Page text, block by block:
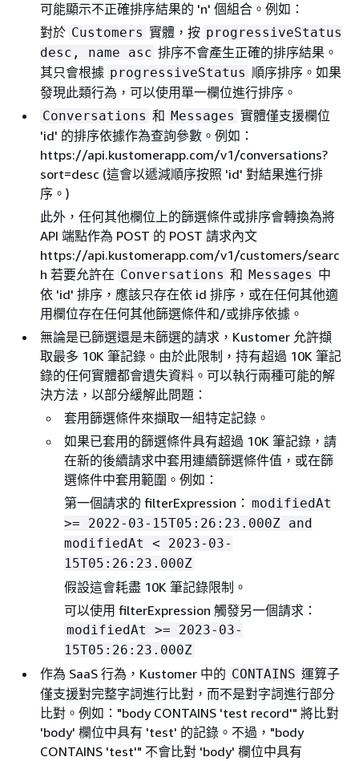
可能顯示不正確排序結果的 'n' 個組合。例如：
對於 Customers 實體，按 progressiveStatus
desc, name asc 排序不會產生正確的排序結果。
其只會根據 progressiveStatus 順序排序。如果
發現此類行為，可以使用單一欄位進行排序。
Conversations 和 Messages 實體僅支援欄位
'id' 的排序依據作為查詢參數。例如：
https://api.kustomerapp.com/v1/conversations?
sort=desc (這會以遞減順序按照 'id' 對結果進行排
序。)
此外，任何其他欄位上的篩選條件或排序會轉換為將
API 端點作為 POST 的 POST 請求內文
https://api.kustomerapp.com/v1/customers/searc
h 若要允許在 Conversations 和 Messages 中
依 'id' 排序，應該只存在依 id 排序，或在任何其他適
用欄位存在任何其他篩選條件和/或排序依據。
無論是已篩選還是未篩選的請求，Kustomer 允許擷
取最多 10K 筆記錄。由於此限制，持有超過 10K 筆記
錄的任何實體都會遺失資料。可以執行兩種可能的解
決方法，以部分緩解此問題：
套用篩選條件來擷取一組特定記錄。
如果已套用的篩選條件具有超過 10K 筆記錄，請
在新的後續請求中套用連續篩選條件值，或在篩
選條件中套用範圍。例如：
第一個請求的 filterExpression： modifiedAt
>= 2022-03-15T05:26:23.000Z and
modifiedAt < 2023-03-
15T05:26:23.000Z
假設這會耗盡 10K 筆記錄限制。
可以使用 filterExpression 觸發另一個請求：
modifiedAt >= 2023-03-
15T05:26:23.000Z
作為 SaaS 行為，Kustomer 中的 CONTAINS 運算子
僅支援對完整字詞進行比對，而不是對字詞進行部分
比對。例如："body CONTAINS 'test record'" 將比對
'body' 欄位中具有 'test' 的記錄。不過，"body
CONTAINS 'test'" 不會比對 'body' 欄位中具有